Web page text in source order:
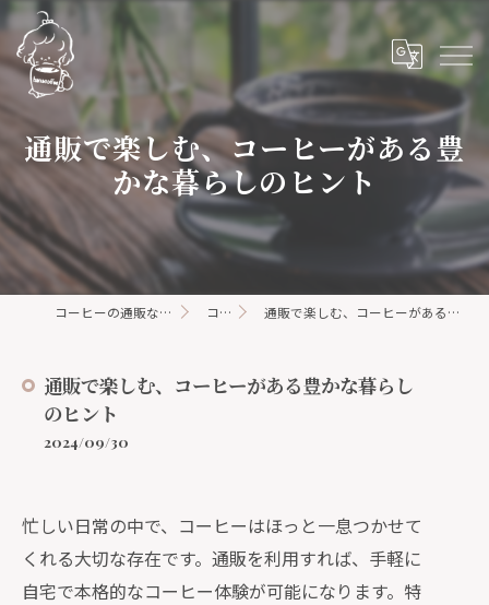
通販で楽しむ、コーヒーがある豊
かな暮らしのヒント
コーヒーの通販ならhanacoffee コラム 通販で楽しむ、コーヒーがある豊かな暮らしのヒント
通販で楽しむ、コーヒーがある豊かな暮らし
のヒント
2024/09/30
忙しい日常の中で、コーヒーはほっと一息つかせて
くれる大切な存在です。通販を利用すれば、手軽に
自宅で本格的なコーヒー体験が可能になります。特